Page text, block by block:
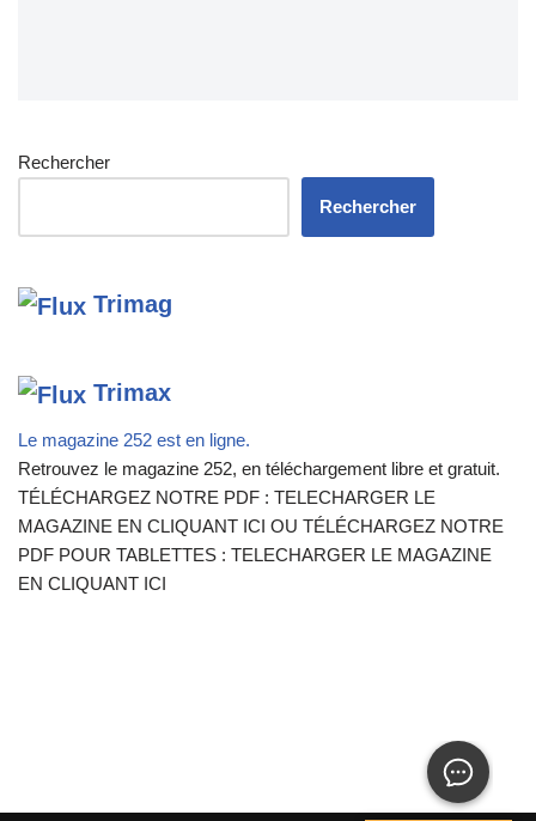
Rechercher
Rechercher
Trimag
Trimax
Le magazine 252 est en ligne.
Retrouvez le magazine 252, en téléchargement libre et gratuit.
TÉLÉCHARGEZ NOTRE PDF : TELECHARGER LE
MAGAZINE EN CLIQUANT ICI OU TÉLÉCHARGEZ NOTRE
PDF POUR TABLETTES : TELECHARGER LE MAGAZINE
EN CLIQUANT ICI